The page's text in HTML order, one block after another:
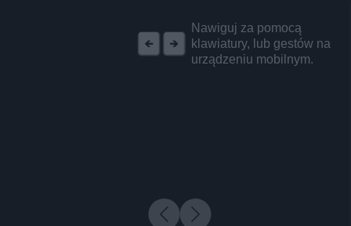
Nawiguj za pomocą
klawiatury, lub gestów na
urządzeniu mobilnym.